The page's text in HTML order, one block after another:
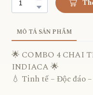
MÔ TẢ SẢN PHẨM
🌟 COMBO 4 CHAI
INDIACA 🌟
💧 Tinh tế – Độc đáo